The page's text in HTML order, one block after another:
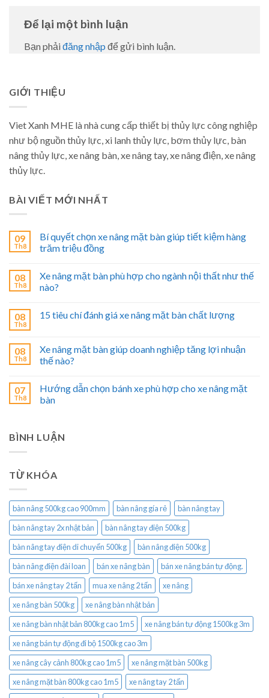
Để lại một bình luận
Bạn phải đăng nhập để gửi bình luận.
GIỚI THIỆU
Viet Xanh MHE là nhà cung cấp thiết bị thủy lực công nghiệp
như bộ nguồn thủy lực, xi lanh thủy lực, bơm thủy lực, bàn
nâng thủy lực, xe nâng bàn, xe nâng tay, xe nâng điện, xe nâng
thủy lực.
BÀI VIẾT MỚI NHẤT
09
Th8
Bí quyết chọn xe nâng mặt bàn giúp tiết kiệm hàng
trăm triệu đồng
08
Th8
Xe nâng mặt bàn phù hợp cho ngành nội thất như thế
nào?
08
Th8
15 tiêu chí đánh giá xe nâng mặt bàn chất lượng
08
Th8
Xe nâng mặt bàn giúp doanh nghiệp tăng lợi nhuận
thế nào?
07
Th8
Hướng dẫn chọn bánh xe phù hợp cho xe nâng mặt
bàn
BÌNH LUẬN
TỪ KHÓA
bàn nâng 500kg cao 900mm bàn nâng gía rẻ
bàn nâng tay
bàn nâng tay 2x nhật bản
bàn nâng tay điện 500kg
bàn nâng tay điện di chuyển 500kg
bàn nâng điện 500kg
bàn nâng điện đài loan
bán xe nâng bàn
bán xe nâng bán tự động.
bán xe nâng tay 2 tấn
mua xe nâng 2 tấn
xe nâng
xe nâng bàn 500kg
xe nâng bàn nhật bản
xe nâng bàn nhật bản 800kg cao 1m5
xe nâng bán tự động 1500kg 3m
xe nâng bán tự động đi bộ 1500kg cao 3m
xe nâng cây cảnh 800kg cao 1m5
xe nâng mặt bàn 500kg
xe nâng mặt bàn 800kg cao 1m5
xe nâng tay 2 tấn